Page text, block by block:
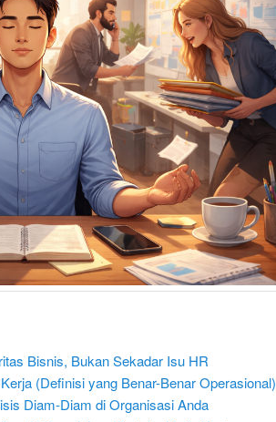
Bisnis, Bukan Sekadar Isu HR
(Definisi yang Benar-Benar Operasional)
Diam-Diam di Organisasi Anda